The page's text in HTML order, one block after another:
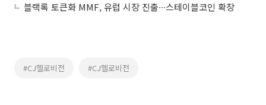
블랙록 토큰화 MMF, 유럽 시장 진출∙∙∙스테이블코인 확장
#CJ헬로비전 #CJ헬로비전